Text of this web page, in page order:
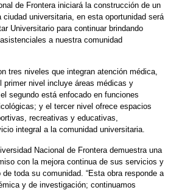
de Frontera iniciará la construcción de un
ciudad universitaria, en esta oportunidad será
Universitario para continuar brindando
a nuestra comunidad
tres niveles que integran atención médica,
primer nivel incluye áreas médicas y
segundo está enfocado en funciones
y el tercer nivel ofrece espacios
recreativas y educativas,
integral a la comunidad universitaria.
Nacional de Frontera demuestra una
con la mejora continua de sus servicios y
toda su comunidad. “Esta obra responde a
y de investigación; continuamos